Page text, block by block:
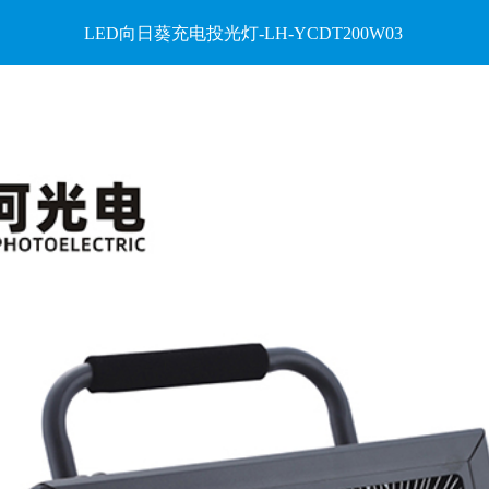
LED向日葵充电投光灯-LH-YCDT200W03